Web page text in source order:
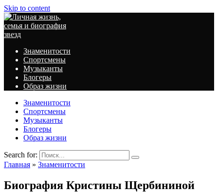
Skip to content
Знаменитости
Спортсмены
Музыканты
Блогеры
Образ жизни
Знаменитости
Спортсмены
Музыканты
Блогеры
Образ жизни
Search for:
Главная » Знаменитости
Биография Кристины Щербининой